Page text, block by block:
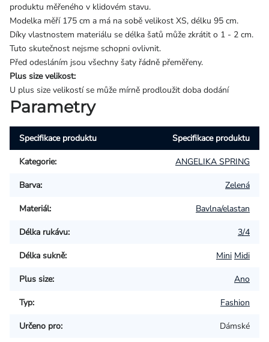
produktu měřeného v klidovém stavu.
Modelka měří 175 cm a má na sobě velikost XS, délku 95 cm.
Díky vlastnostem materiálu se délka šatů může zkrátit o 1 - 2 cm.
Tuto skutečnost nejsme schopni ovlivnit.
Před odesláním jsou všechny šaty řádně přeměřeny.
Plus size velikost:
U plus size velikostí se může mírně prodloužit doba dodání
Parametry
Specifikace produktu Specifikace produktu
Kategorie: ANGELIKA SPRING
Barva: Zelená
Materiál: Bavlna/elastan
Délka rukávu: 3/4
Délka sukně: Mini Midi
Plus size: Ano
Typ: Fashion
Určeno pro: Dámské